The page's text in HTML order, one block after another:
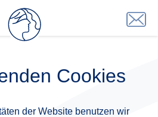
Cookies
der Website benutzen wir